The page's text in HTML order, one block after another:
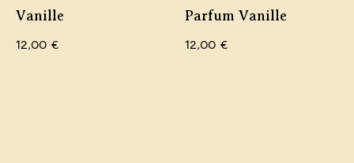
Vanille
12,00 €
Parfum Vanille
12,00 €